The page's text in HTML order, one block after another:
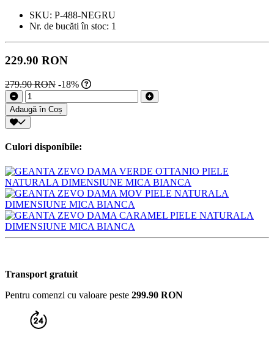
SKU: P-488-NEGRU
Nr. de bucăti în stoc: 1
229.90 RON
279.90 RON -18%
Adaugă în Coș
Culori disponibile:
Transport gratuit
Pentru comenzi cu valoare peste 299.90 RON